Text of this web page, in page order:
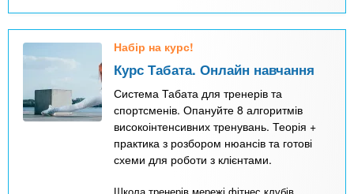
Набір на курс!
Курс Табата. Онлайн навчання
Система Табата для тренерів та
спортсменів. Опануйте 8 алгоритмів
високоінтенсивних тренувань. Теорія +
практика з розбором нюансів та готові
схеми для роботи з клієнтами.